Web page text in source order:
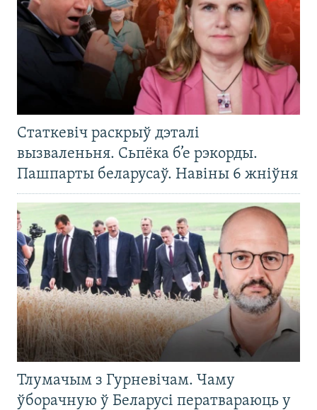
Статкевіч раскрыў дэталі
вызваленьня. Сьпёка б’е рэкорды.
Пашпарты беларусаў. Навіны 6 жніўня
Тлумачым з Гурневічам. Чаму
ўборачную ў Беларусі ператвараюць у